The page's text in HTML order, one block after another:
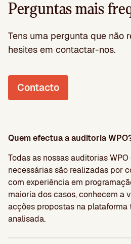
Perguntas mais
Tens uma pergunta que não
hesites em contactar-nos.
Contacto
Quem efectua a auditoria
Todas as nossas auditorias
necessárias são realizadas por
com experiência em
maioria dos casos, conhecem a
acções propostas na
analisada.